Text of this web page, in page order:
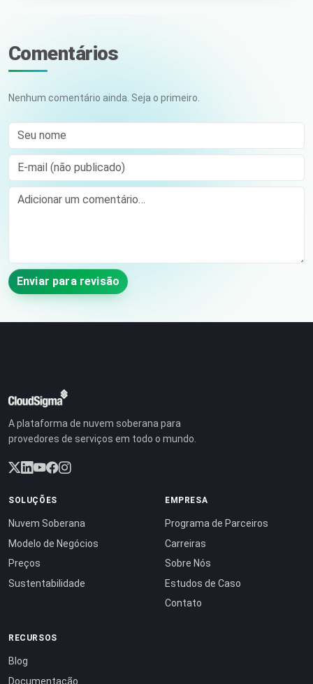
Comentários
Nenhum comentário ainda. Seja o primeiro.
Seu nome
E-mail (não publicado)
Comment
Enviar para revisão
A plataforma de nuvem soberana para
provedores de serviços em todo o mundo.
SOLUÇÕES
Nuvem Soberana
Modelo de Negócios
Preços
Sustentabilidade
EMPRESA
Programa de Parceiros
Carreiras
Sobre Nós
Estudos de Caso
Contato
RECURSOS
Blog
Documentação